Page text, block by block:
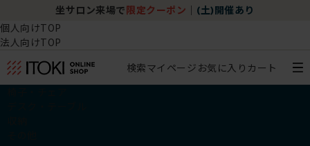
坐サロン来場で 限定クーポン (土)開催あり
個人向けTOP
法人向けTOP
検索マイページ お気に入り カート